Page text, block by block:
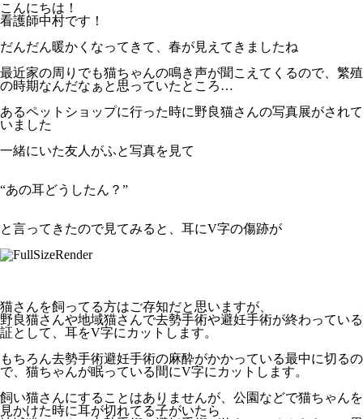
こんにちは！
看護師中村です！
だんだん暖かくなってきて、春が見えてきましたね
最近家の周りでも猫ちゃんの鳴き声が聞こえてくるので、繁殖
の時期なんだなぁと思っていたところ…
あるペットショップに行った時に野良猫さんの写真展がされて
いました
一緒にいた友人がふと写真を見て
“あの耳どうしたん？”
と言ってきたので見てみると、耳にV字の傷跡が
猫さんを飼ってる方はご存知だと思いますが、
野良猫さんや地域猫さんで去勢手術や避妊手術が終わっている
証として、耳をV字にカットします。
もちろん去勢手術避妊手術の麻酔がかかっている最中に切るの
で、猫ちゃんが眠っている間にV字にカットします。
飼い猫さんにすることはありませんが、公園などで猫ちゃんを
見かけた時に耳が切れてる子がいたら